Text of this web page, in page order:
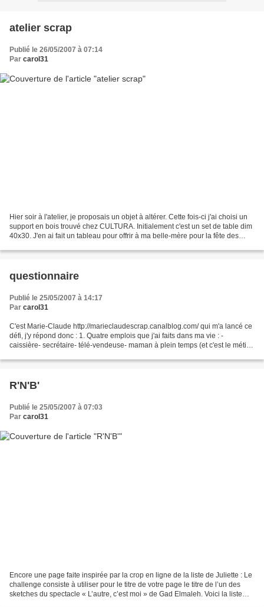
atelier scrap
Publié le 26/05/2007 à 07:14
Par carol31
Hier soir à l'atelier, je proposais un objet à altérer. Cette fois-ci j'ai choisi un
support en bois trouvé chez CULTURA. Initialement c'est un set de table dim
40x30. J'en ai fait un tableau pour offrir à ma belle-mère pour la fête des
questionnaire
Publié le 25/05/2007 à 14:17
Par carol31
C'est Marie-Claude http://marieclaudescrap.canalblog.com/ qui m'a lancé ce
défi, j'y répond donc : 1. Quatre emplois que j'ai faits dans ma vie : -
caissière- secrétaire- télé-vendeuse- maman à plein temps (et c'est le métier
R'N'B'
Publié le 25/05/2007 à 07:03
Par carol31
Encore une page faite inspirée par la crop en ligne de la liste de Juliette : Le
challenge consiste à utiliser pour le titre de votre page le titre de l’un des
sketches du spectacle « L’autre, c’est moi » de Gad Elmaleh. Voici la liste